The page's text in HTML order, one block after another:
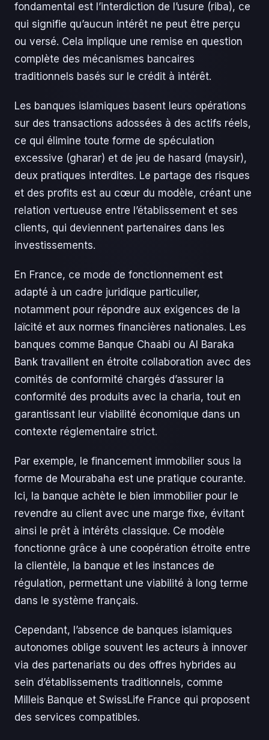
fondamental est l’interdiction de l’usure (riba), ce
qui signifie qu’aucun intérêt ne peut être perçu
ou versé. Cela implique une remise en question
complète des mécanismes bancaires
traditionnels basés sur le crédit à intérêt.
Les banques islamiques basent leurs opérations
sur des transactions adossées à des actifs réels,
ce qui élimine toute forme de spéculation
excessive (gharar) et de jeu de hasard (maysir),
deux pratiques interdites. Le partage des risques
et des profits est au cœur du modèle, créant une
relation vertueuse entre l’établissement et ses
clients, qui deviennent partenaires dans les
investissements.
En France, ce mode de fonctionnement est
adapté à un cadre juridique particulier,
notamment pour répondre aux exigences de la
laïcité et aux normes financières nationales. Les
banques comme Banque Chaabi ou Al Baraka
Bank travaillent en étroite collaboration avec des
comités de conformité chargés d’assurer la
conformité des produits avec la charia, tout en
garantissant leur viabilité économique dans un
contexte réglementaire strict.
Par exemple, le financement immobilier sous la
forme de Mourabaha est une pratique courante.
Ici, la banque achète le bien immobilier pour le
revendre au client avec une marge fixe, évitant
ainsi le prêt à intérêts classique. Ce modèle
fonctionne grâce à une coopération étroite entre
la clientèle, la banque et les instances de
régulation, permettant une viabilité à long terme
dans le système français.
Cependant, l’absence de banques islamiques
autonomes oblige souvent les acteurs à innover
via des partenariats ou des offres hybrides au
sein d’établissements traditionnels, comme
Milleis Banque et SwissLife France qui proposent
des services compatibles.